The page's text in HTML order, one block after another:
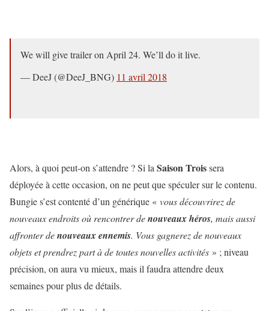
We will give trailer on April 24. We’ll do it live.
— DeeJ (@DeeJ_BNG) 11 avril 2018
Alors, à quoi peut-on s’attendre ? Si la Saison Troissera
déployée à cette occasion, on ne peut que spéculer sur le contenu.
Bungie s’est contenté d’un générique « vous découvrirez de
nouveaux endroits où rencontrer denouveaux héros, mais aussi
affronter denouveaux ennemis. Vous gagnerez de nouveaux
objets et prendrez part à de toutes nouvelles activités » ; niveau
précision, on aura vu mieux, mais il faudra attendre deux
semaines pour plus de détails.